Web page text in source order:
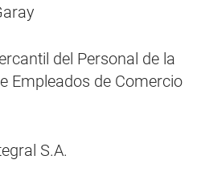
del Personal de la
Empleados de Comercio
S.A.